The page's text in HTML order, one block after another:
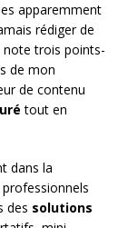
apparemment
rédiger de
note trois points-
de mon
de contenu
tout en
dans la
des solutions